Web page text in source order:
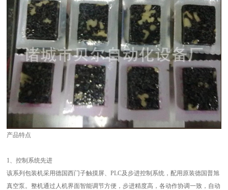
产品特点
1、控制系统先进
该系列包装机采用德国西门子触摸屏、PLC及步进控制系统，配用原装德国普旭
真空泵。整机通过人机界面智能调节方便，步进精度高，各动作协调一致，自动